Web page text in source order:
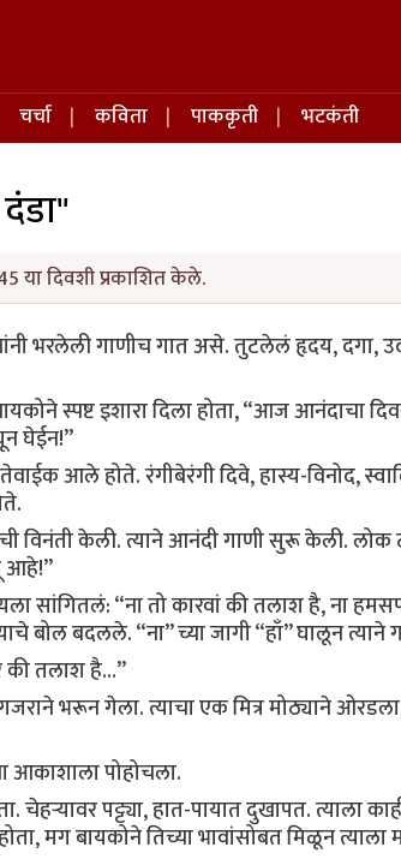
चर्चा कविता पाककृती
भटकंती
या दिवशी प्रकाशित केले.
भरलेली गाणीच गात असे. तुटलेलं हृदय, दगा,
स्पष्ट इशारा दिला होता, “आज आनंदाचा
घेईन!”
आले होते. रंगीबेरंगी दिवे, हास्य-विनोद,
विनंती केली. त्याने आनंदी गाणी सुरू केली.
आहे!”
सांगितलं: “ना तो कारवां की तलाश है, ना
बोल बदलले. “ना” च्या जागी “हाँ” घालून
तलाश है…”
भरून गेला. त्याचा एक मित्र मोठ्याने
आकाशाला पोहोचला.
चेहऱ्यावर पट्ट्या, हात-पायात दुखापत. त्याला
मग बायकोने तिच्या भावांसोबत मिळून त्याला